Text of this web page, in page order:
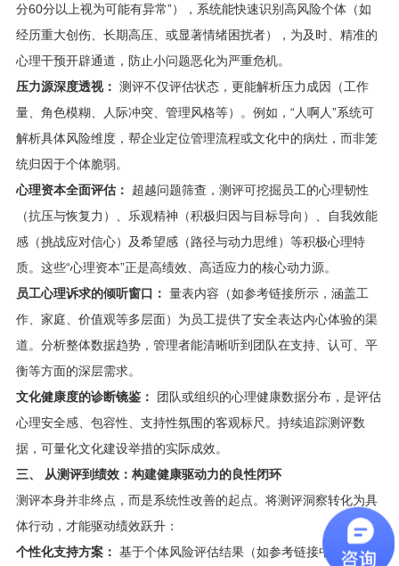
分60分以上视为可能有异常”），系统能快速识别高风险个体（如
经历重大创伤、长期高压、或显著情绪困扰者），为及时、精准的
心理干预开辟通道，防止小问题恶化为严重危机。
压力源深度透视： 测评不仅评估状态，更能解析压力成因（工作
量、角色模糊、人际冲突、管理风格等）。例如，“人啊人”系统可
解析具体风险维度，帮企业定位管理流程或文化中的病灶，而非笼
统归因于个体脆弱。
心理资本全面评估：
超越问题筛查，测评可挖掘员工的心理韧性
（抗压与恢复力）、乐观精神（积极归因与目标导向）、自我效能
感（挑战应对信心）及希望感（路径与动力思维）等积极心理特
质。这些“心理资本”正是高绩效、高适应力的核心动力源。
员工心理诉求的倾听窗口： 量表内容（如参考链接所示，涵盖工
作、家庭、价值观等多层面）为员工提供了安全表达内心体验的渠
道。分析整体数据趋势，管理者能清晰听到团队在支持、认可、平
衡等方面的深层需求。
文化健康度的诊断镜鉴：
团队或组织的心理健康数据分布，是评估
心理安全感、包容性、支持性氛围的客观标尺。持续追踪测评数
据，可量化文化建设举措的实际成效。
三、 从测评到绩效：构建健康驱动力的良性闭环
测评本身并非终点，而是系统性改善的起点。将测评洞察转化为具
体行动，才能驱动绩效跃升：
个性化支持方案： 基于个体风险评估结果（如参考链接中“风险维